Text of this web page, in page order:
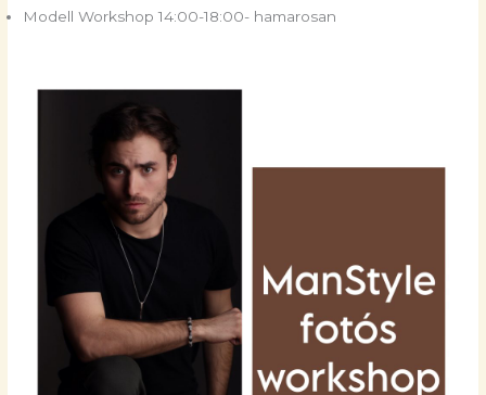
Modell Workshop 14:00-18:00- hamarosan